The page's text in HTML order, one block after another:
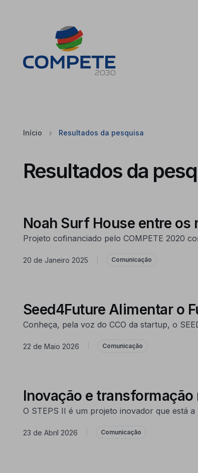
Início Resultados da pesquisa
Resultados da
Noah Surf House entre
Projeto cofinanciado pelo COMPETE 2020
20 de Janeiro 2025 Comunicação
Seed4Future Alimentar o
Conheça, pela voz do CCO da startup, o
22 de Maio 2026 Comunicação
Inovação e
O STEPS II é um projeto inovador que está
23 de Abril 2026 Comunicação